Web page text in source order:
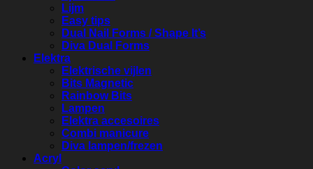
Lijm
Easy tips
Dual Nail Forms / Shape It’s
Diva Dual Forms
Elektra
Elektrische vijlen
Bits Magnetic
Rainbow Bits
Lampen
Elektra accesoires
Combi manicure
Diva lampen/frezen
Acryl